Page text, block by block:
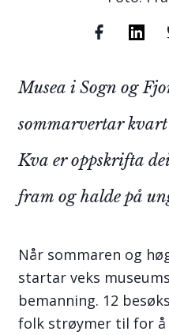
Musea i Sogn og
sommarvertar kvart
Kva er oppskrifta
fram og halde på
Når sommaren og
startar veks
bemanning. 12
folk strøymer til for å